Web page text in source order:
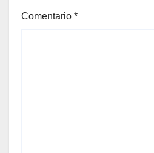
Comentario *